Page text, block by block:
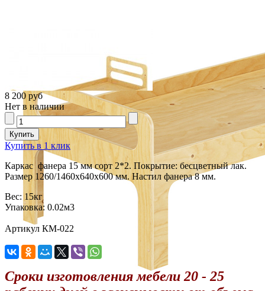
8 200 руб
Нет в наличии
Купить в 1 клик
Каркас фанера 15 мм сорт 2*2. Покрытие: бесцветный лак.
Размер 1260/1460х640х600 мм. Настил фанера 8 мм.
Вес: 15кг
Упаковка: 0.02м3
Артикул КМ-022
Сроки изготовления мебели 20 - 25